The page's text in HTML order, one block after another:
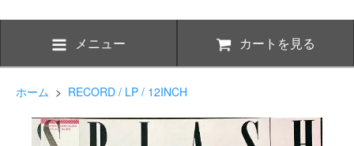
メニュー カートを見る
ホーム > RECORD / LP / 12INCH